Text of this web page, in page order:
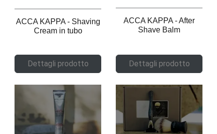
ACCA KAPPA - Shaving
Cream in tubo
Dettagli prodotto
ACCA KAPPA - After
Shave Balm
Dettagli prodotto